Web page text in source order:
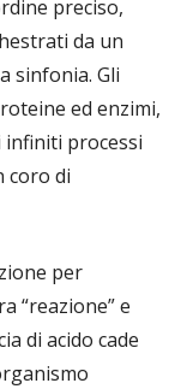
preciso,
da un
sinfonia. Gli
ed enzimi,
processi
coro di
per
“reazione” e
di acido cade